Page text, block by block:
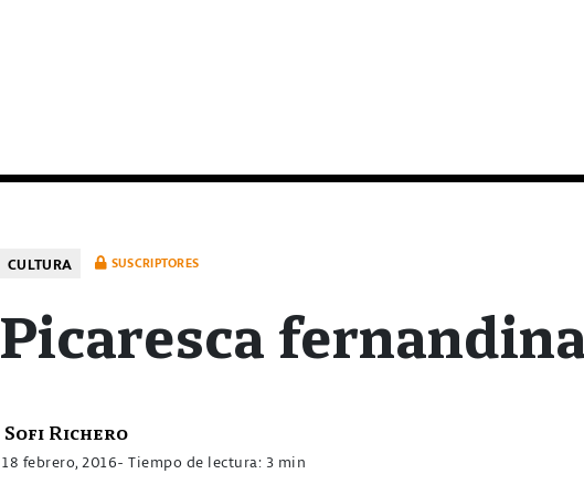
CULTURA SUSCRIPTORES
Picaresca
Sofi Richero
18 febrero, 2016- Tiempo de lectura: 3 min